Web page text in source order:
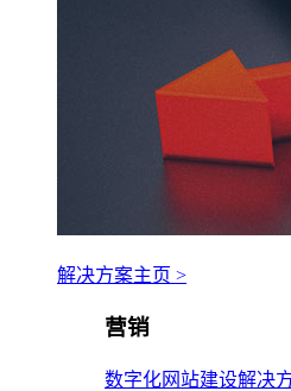
解决方案主页 >
营销
数字化网站建设解决